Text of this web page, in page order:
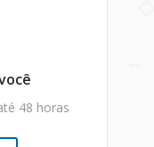
48 horas